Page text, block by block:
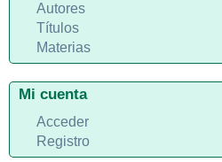
Autores
Títulos
Materias
Mi cuenta
Acceder
Registro